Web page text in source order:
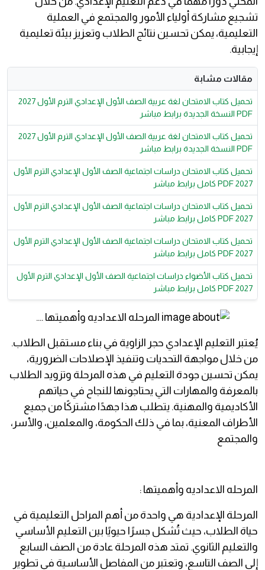
تشجيع مشاركة أولياء الأمور والمجتمع في العملية
التعليمية، يمكن تحسين نتائج الطلاب وتعزيز بيئة تعليمية
إيجابية.
مقالات مشابة
تحميل كتاب الامتحان لغة عربية الصف الأول الإعدادي الترم الأول 2027
PDF النسخة الجديدة برابط مباشر
تحميل كتاب الامتحان لغة عربية الصف الأول الإعدادي الترم الأول 2027
PDF النسخة الجديدة برابط مباشر
تحميل كتاب الامتحان دراسات اجتماعية الصف الأول الإعدادي الترم الأول
2027 PDF كامل برابط مباشر
تحميل كتاب الامتحان دراسات اجتماعية الصف الأول الإعدادي الترم الأول
2027 PDF كامل برابط مباشر
تحميل كتاب الامتحان دراسات اجتماعية الصف الأول الإعدادي الترم الأول
2027 PDF كامل برابط مباشر
تحميل كتاب الأضواء دراسات اجتماعية الصف الأول الإعدادي الترم الأول
2027 PDF كامل برابط مباشر
يُعتبر التعليم الإعدادي حجر الزاوية في بناء مستقبل الطلاب.
من خلال مواجهة التحديات وتنفيذ الإصلاحات الضرورية،
يمكن تحسين جودة التعليم في هذه المرحلة وتزويد الطلاب
بالمعرفة والمهارات التي يحتاجونها للنجاح في حياتهم
الأكاديمية والمهنية. يتطلب هذا جهدًا مشتركًا من جميع
الأطراف المعنية، بما في ذلك الحكومة، والمعلمين، والأسر،
والمجتمع
المرحله الاعداديه وأهميتها :
المرحلة الإعدادية هي واحدة من أهم المراحل التعليمية في
حياة الطلاب، حيث تُشكل جسرًا حيويًا بين التعليم الأساسي
والتعليم الثانوي. تمتد هذه المرحلة عادة من الصف السابع
إلى الصف التاسع، وتعتبر من المفاصل الأساسية في تطوير